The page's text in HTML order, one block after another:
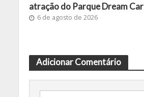
atração do Parque Dream Car
6 de agosto de 2026
Adicionar Comentário